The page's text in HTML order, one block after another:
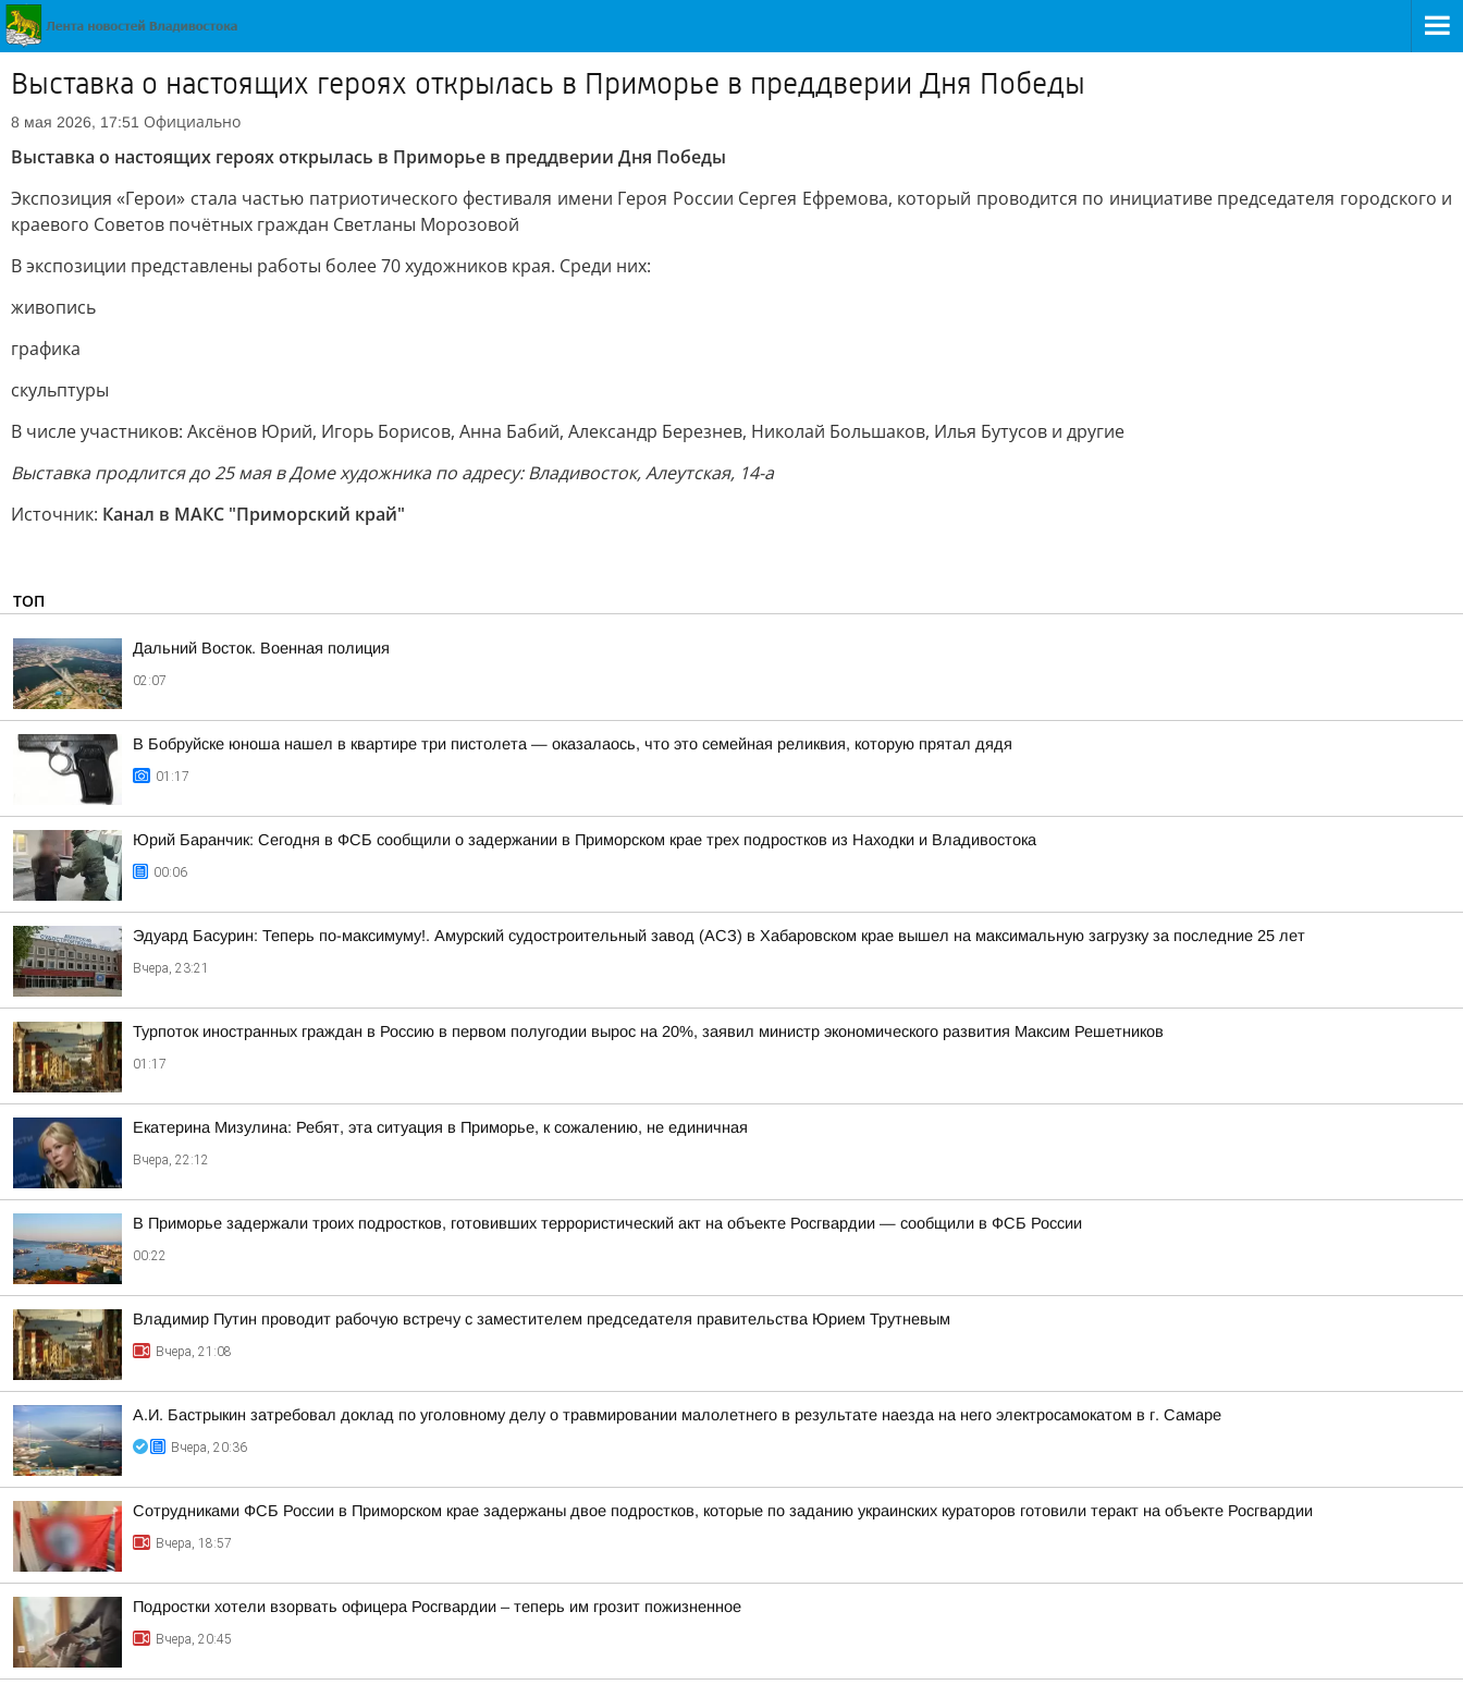
Выставка о настоящих героях открылась в Приморье в преддверии Дня Победы
8 мая 2026, 17:51 Официально
Выставка о настоящих героях открылась в Приморье в преддверии Дня Победы
Экспозиция «Герои» стала частью патриотического фестиваля имени Героя России Сергея Ефремова, который проводится по инициативе председателя городского и
краевого Советов почётных граждан Светланы Морозовой
В экспозиции представлены работы более 70 художников края. Среди них:
живопись
графика
скульптуры
В числе участников: Аксёнов Юрий, Игорь Борисов, Анна Бабий, Александр Березнев, Николай Большаков, Илья Бутусов и другие
Выставка продлится до 25 мая в Доме художника по адресу: Владивосток, Алеутская, 14-а
Источник: Канал в МАКС "Приморский край"
ТОП
Дальний Восток. Военная полиция
02:07
В Бобруйске юноша нашел в квартире три пистолета — оказалаось, что это семейная реликвия, которую прятал дядя
01:17
Юрий Баранчик: Сегодня в ФСБ сообщили о задержании в Приморском крае трех подростков из Находки и Владивостока
00:06
Эдуард Басурин: Теперь по-максимуму!. Амурский судостроительный завод (АСЗ) в Хабаровском крае вышел на максимальную загрузку за последние 25 лет
Вчера, 23:21
Турпоток иностранных граждан в Россию в первом полугодии вырос на 20%, заявил министр экономического развития Максим Решетников
01:17
Екатерина Мизулина: Ребят, эта ситуация в Приморье, к сожалению, не единичная
Вчера, 22:12
В Приморье задержали троих подростков, готовивших террористический акт на объекте Росгвардии — сообщили в ФСБ России
00:22
Владимир Путин проводит рабочую встречу с заместителем председателя правительства Юрием Трутневым
Вчера, 21:08
А.И. Бастрыкин затребовал доклад по уголовному делу о травмировании малолетнего в результате наезда на него электросамокатом в г. Самаре
Вчера, 20:36
Сотрудниками ФСБ России в Приморском крае задержаны двое подростков, которые по заданию украинских кураторов готовили теракт на объекте Росгвардии
Вчера, 18:57
Подростки хотели взорвать офицера Росгвардии – теперь им грозит пожизненное
Вчера, 20:45